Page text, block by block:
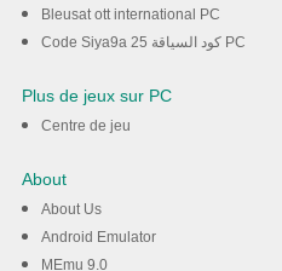
Bleusat ott international PC
Code Siya9a 25 كود السياقة PC
Plus de jeux sur PC
Centre de jeu
About
About Us
Android Emulator
MEmu 9.0